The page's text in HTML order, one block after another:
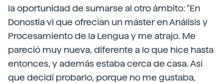
la oportunidad de sumarse al otro ámbito: “En
Donostia vi que ofrecían un máster en Análisis y
Procesamiento de la Lengua y me atrajo. Me
pareció muy nueva, diferente a lo que hice hasta
entonces, y además estaba cerca de casa. Así
que decidí probarlo, porque no me gustaba,